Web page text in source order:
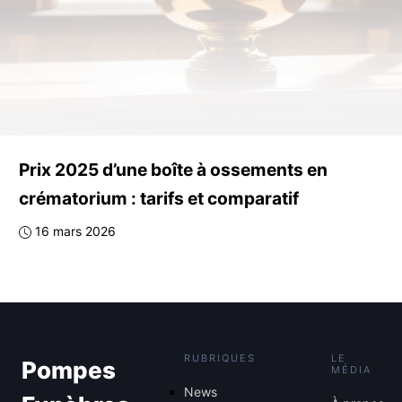
Prix 2025 d’une boîte à ossements en
crématorium : tarifs et comparatif
16 mars 2026
Pompes
RUBRIQUES
News
LE
MÉDIA